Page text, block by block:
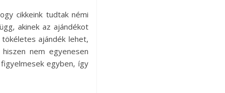
cikkeink tudtak némi
akinek az ajándékot
ajándék lehet,
nem egyenesen
egyben, így